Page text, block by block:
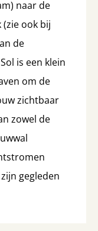
naar de
(zie ook bij
de
is een klein
om de
zichtbaar
zowel de
gegleden